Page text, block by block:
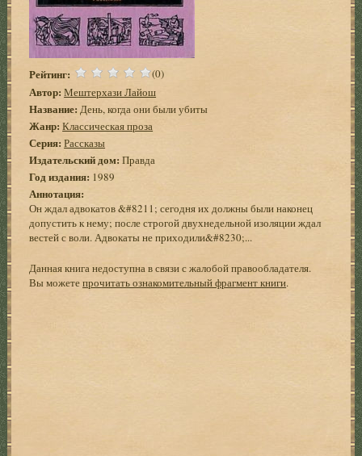
Рейтинг: (0)
Автор: Мештерхази Лайош
Название: День, когда они были убиты
Жанр: Классическая проза
Серия: Рассказы
Издательский дом: Правда
Год издания: 1989
Аннотация:
Он ждал адвокатов &#8211; сегодня их должны были наконец
допустить к нему; после строгой двухнедельной изоляции ждал
вестей с воли. Адвокаты не приходили&#8230;...
Данная книга недоступна в связи с жалобой правообладателя.
Вы можетепрочитать ознакомительный фрагмент книги.